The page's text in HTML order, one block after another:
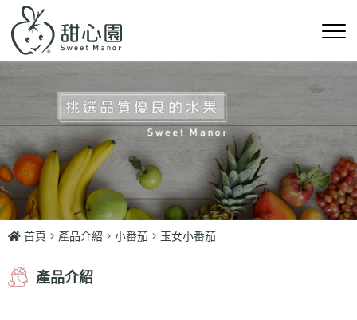
首頁 產品介紹 小番茄 玉女小番茄
產品介紹